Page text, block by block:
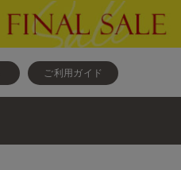
ご利用ガイド